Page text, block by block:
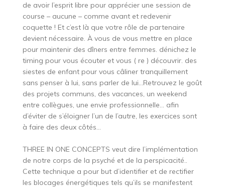
de avoir l’esprit libre pour apprécier une session de
course – aucune – comme avant et redevenir
coquette ! Et c’est là que votre rôle de partenaire
devient nécessaire. À vous de vous mettre en place
pour maintenir des dîners entre femmes. dénichez le
timing pour vous écouter et vous ( re ) découvrir. des
siestes de enfant pour vous câliner tranquillement
sans penser à lui, sans parler de lui…Retrouvez le goût
des projets communs, des vacances, un weekend
entre collègues, une envie professionnelle… afin
d’éviter de s’éloigner l’un de l’autre, les exercices sont
à faire des deux côtés…
THREE IN ONE CONCEPTS veut dire l’implémentation
de notre corps de la psyché et de la perspicacité..
Cette technique a pour but d’identifier et de rectifier
les blocages énergétiques tels qu’ils se manifestent